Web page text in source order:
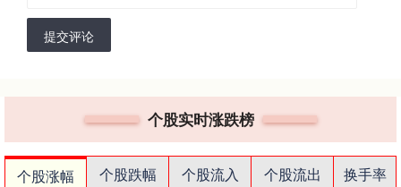
提交评论
个股实时涨跌榜
个股涨幅 个股跌幅 个股流入 个股流出
换手率